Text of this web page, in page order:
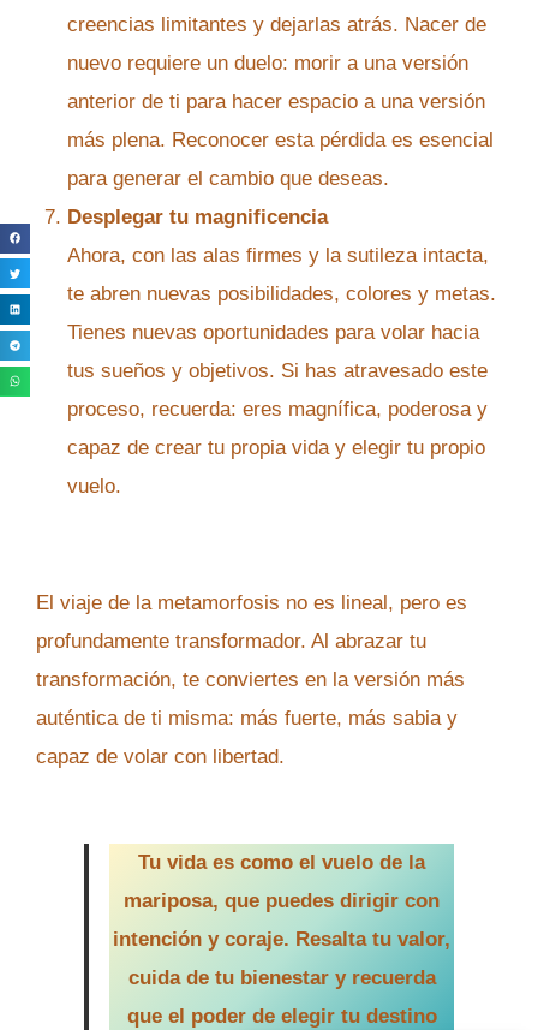
creencias limitantes y dejarlas atrás. Nacer de
nuevo requiere un duelo: morir a una versión
anterior de ti para hacer espacio a una versión
más plena. Reconocer esta pérdida es esencial
para generar el cambio que deseas.
Desplegar tu magnificencia
Ahora, con las alas firmes y la sutileza intacta,
te abren nuevas posibilidades, colores y metas.
Tienes nuevas oportunidades para volar hacia
tus sueños y objetivos. Si has atravesado este
proceso, recuerda: eres magnífica, poderosa y
capaz de crear tu propia vida y elegir tu propio
vuelo.
El viaje de la metamorfosis no es lineal, pero es
profundamente transformador. Al abrazar tu
transformación, te conviertes en la versión más
auténtica de ti misma: más fuerte, más sabia y
capaz de volar con libertad.
Tu vida es como el vuelo de la
mariposa, que puedes dirigir con
intención y coraje. Resalta tu valor,
cuida de tu bienestar y recuerda
que el poder de elegir tu destino